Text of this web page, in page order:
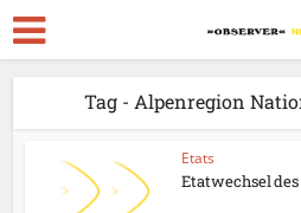
Tag - Alpenregion
Etats
Etatwechsel